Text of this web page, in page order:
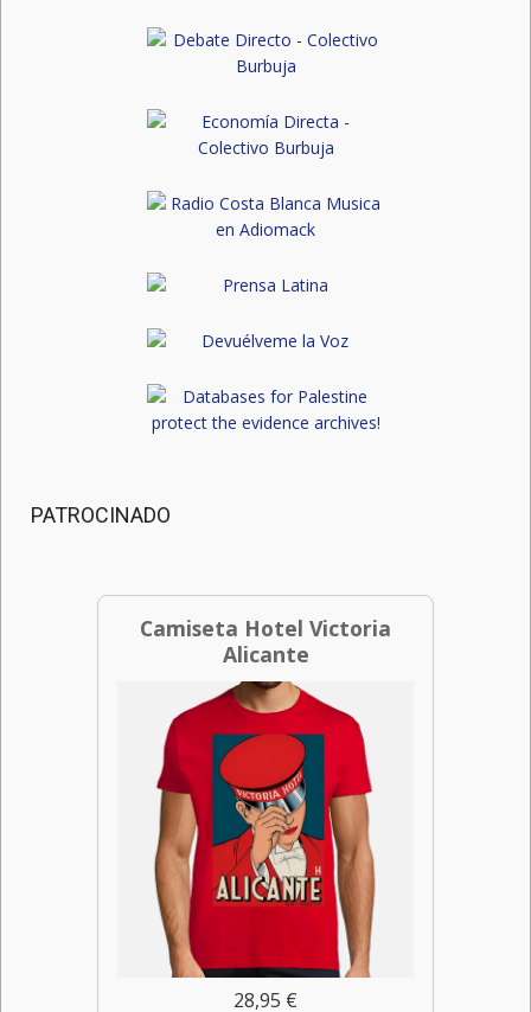
PATROCINADO
Camiseta Hotel Victoria
Alicante
28,95 €